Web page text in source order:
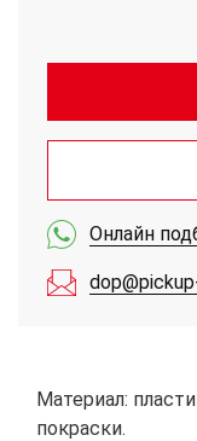
Онлайн
Материал:
покраски.